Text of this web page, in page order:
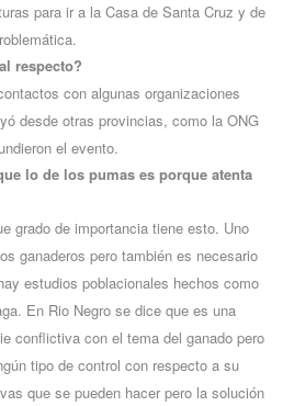
para ir a la Casa de Santa Cruz y de
respecto?
con algunas organizaciones
desde otras provincias, como la ONG
el evento.
lo de los pumas es porque atenta
grado de importancia tiene esto. Uno
ganaderos pero también es necesario
estudios poblacionales hechos como
En Rio Negro se dice que es una
conflictiva con el tema del ganado pero
tipo de control con respecto a su
que se pueden hacer pero la solución